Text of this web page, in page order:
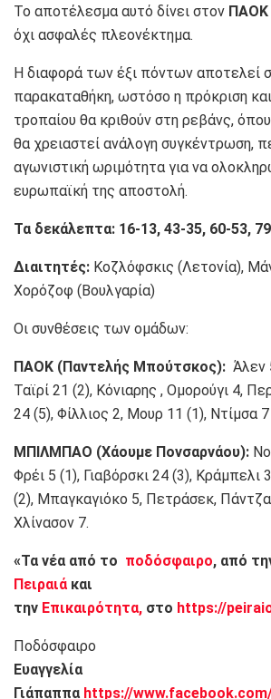
Το αποτέλεσμα αυτό δίνει στον ΠΑΟΚ
όχι ασφαλές πλεονέκτημα.
Η διαφορά των έξι πόντων αποτελεί
παρακαταθήκη, ωστόσο η πρόκριση
τροπαίου θα κριθούν στη ρεβάνς,
θα χρειαστεί ανάλογη συγκέντρωση,
αγωνιστική ωριμότητα για να
ευρωπαϊκή της αποστολή.
Τα δεκάλεπτα: 16-13, 43-35, 60-53,
Διαιτητές: Κοζλόφσκις (Λετονία),
Χορόζοφ (Βουλγαρία)
Οι συνθέσεις των ομάδων:
ΠΑΟΚ (Παντελής Μπούτσκος): Άλεν
Ταϊρί 21 (2), Κόνιαρης , Ομορούγι 4,
24 (5), Φίλλιος 2, Μουρ 11 (1), Ντίμσα 7
ΜΠΙΛΜΠΑΟ (Χάουμε Πονσαρνάου):
Φρέι 5 (1), Γιαβόρσκι 24 (3), Κράμπελι
(2), Μπαγκαγιόκο 5, Πετράσεκ,
Χλίνασον 7.
«Τα νέα από το ποδόσφαιρο, από
Πειραιά και
την Επικαιρότητα, στο https://
Ποδόσφαιρο
Ευαγγελία
Γιάπαππα https://